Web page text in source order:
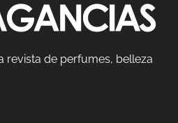
revista de perfumes, belleza